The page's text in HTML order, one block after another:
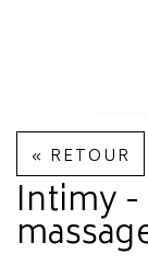
« RETOUR
Intimy